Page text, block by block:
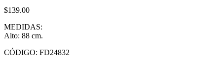
$139.00
MEDIDAS:
Alto: 88 cm.
CÓDIGO: FD24832